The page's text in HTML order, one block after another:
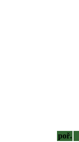
poř.